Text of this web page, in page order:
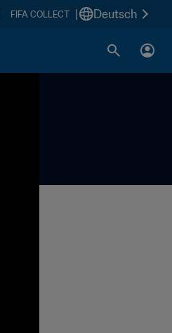
FIFA COLLECT Deutsch